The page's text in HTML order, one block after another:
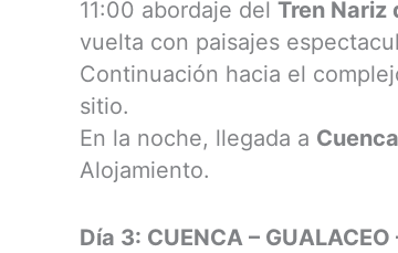
11:00 abordaje del Tren Nariz
vuelta con paisajes
Continuación hacia el
sitio.
En la noche, llegada a Cuenca
Alojamiento.
Día 3: CUENCA – GUALACEO